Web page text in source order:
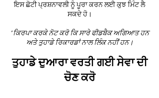
ਇਸ ਛੋਟੀ ਪ੍ਰਸ਼ਨਾਵਲੀ ਨੂੰ ਪੂਰਾ ਕਰਨ ਲਈ ਕੁਝ ਮਿੰਟ ਲੈ
ਸਕਦੇ ਹੋ।
*ਕਿਰਪਾ ਕਰਕੇ ਨੋਟ ਕਰੋ ਕਿ ਸਾਰੇ ਫੀਡਬੈਕ ਅਗਿਆਤ ਹਨ
ਅਤੇ ਤੁਹਾਡੇ ਰਿਕਾਰਡਾਂ ਨਾਲ ਲਿੰਕ ਨਹੀਂ ਹਨ।
ਤੁਹਾਡੇ ਦੁਆਰਾ ਵਰਤੀ ਗਈ ਸੇਵਾ ਦੀ
ਚੋਣ ਕਰੋ